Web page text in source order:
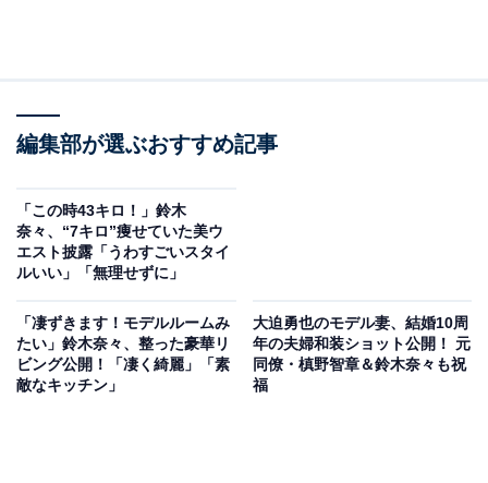
編集部が選ぶおすすめ記事
「この時43キロ！」鈴木
奈々、“7キロ”痩せていた美ウ
エスト披露「うわすごいスタイ
ルいい」「無理せずに」
「凄ずきます！モデルルームみ
たい」鈴木奈々、整った豪華リ
ビング公開！「凄く綺麗」「素
敵なキッチン」
大迫勇也のモデル妻、結婚10周
年の夫婦和装ショット公開！ 元
同僚・槙野智章＆鈴木奈々も祝
福